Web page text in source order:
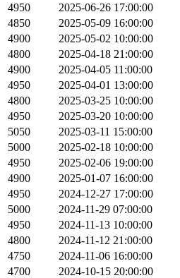
4950
2025-06-26 17:00:00
4850
2025-05-09 16:00:00
4900
2025-05-02 10:00:00
4800
2025-04-18 21:00:00
4900
2025-04-05 11:00:00
4950
2025-04-01 13:00:00
4800
2025-03-25 10:00:00
4950
2025-03-20 10:00:00
5050
2025-03-11 15:00:00
5000
2025-02-18 10:00:00
4950
2025-02-06 19:00:00
4900
2025-01-07 16:00:00
4950
2024-12-27 17:00:00
5000
2024-11-29 07:00:00
4950
2024-11-13 10:00:00
4800
2024-11-12 21:00:00
4750
2024-11-06 16:00:00
4700
2024-10-15 20:00:00